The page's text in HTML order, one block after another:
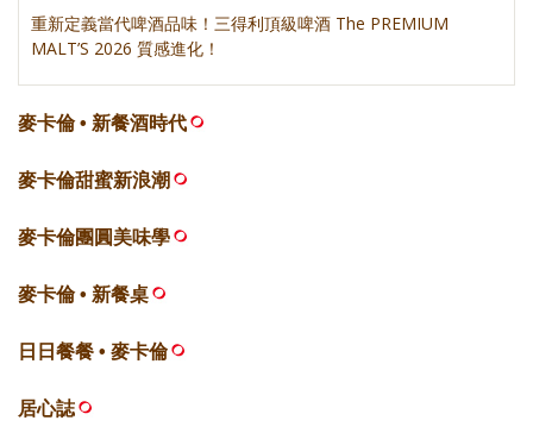
重新定義當代啤酒品味！三得利頂級啤酒 The PREMIUM
MALT’S 2026 質感進化！
麥卡倫 • 新餐酒時代
麥卡倫甜蜜新浪潮
麥卡倫團圓美味學
麥卡倫 • 新餐桌
日日餐餐 • 麥卡倫
居心誌